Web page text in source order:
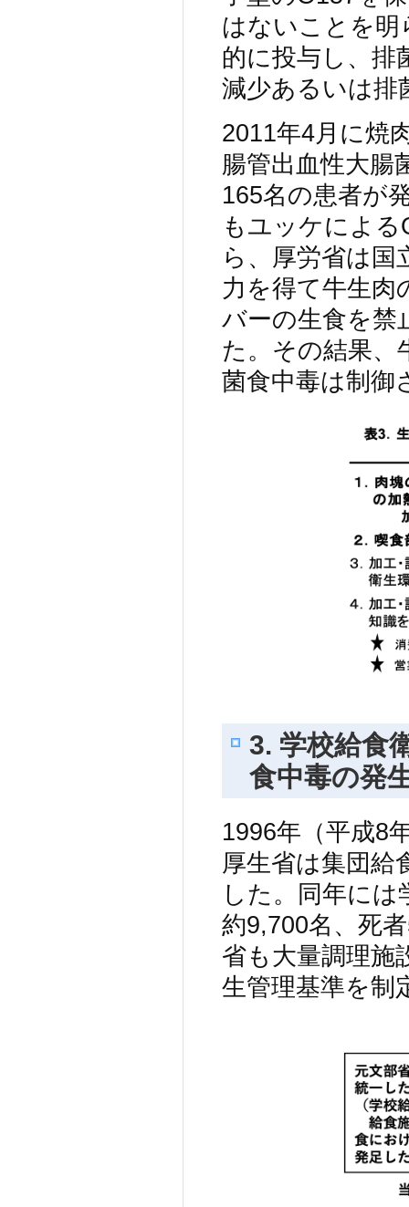
はないことを明
的に投与し、排
減少あるいは排
2011年4月に焼
腸管出血性大腸
165名の患者が
もユッケによ
ら、厚労省は国
力を得て牛生肉
バーの生食を禁
た。その結果、
菌食中毒は制御
3. 学校給食
食中毒の発
1996年（平成8
厚生省は集団給
した。同年には
約9,700名、死
省も大量調理施
生管理基準を制